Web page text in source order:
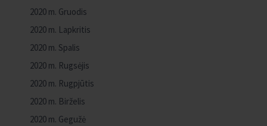
2020 m. Gruodis
2020 m. Lapkritis
2020 m. Spalis
2020 m. Rugsėjis
2020 m. Rugpjūtis
2020 m. Birželis
2020 m. Gegužė